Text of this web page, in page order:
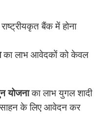
बैंक में होना
का लाभ आवेदकों को केवल
योजनाका लाभ युगल शादी
के लिए आवेदन कर